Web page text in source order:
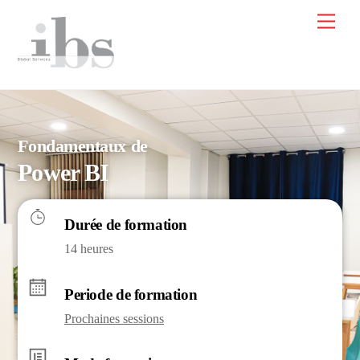
content
Fondamentaux de
Power BI
Durée de formation
14 heures
Periode de formation
Prochaines sessions